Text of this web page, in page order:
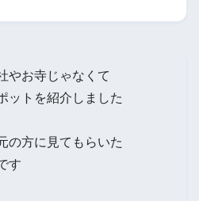
やお寺じゃなくて
ットを紹介しました
の方に見てもらいた
す